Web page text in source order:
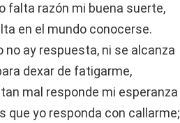
falta razón mi buena suerte,
en el mundo conocerse.
no ay respuesta, ni se alcanza
dexar de fatigarme,
mal responde mi esperanza
que yo responda con callarme;